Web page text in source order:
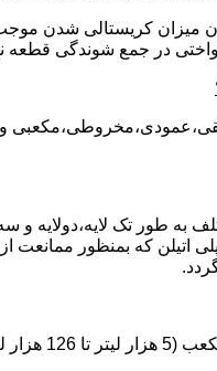
میزان کریستالی شدن
در جمع شوندگی قطعه
و
به طور تک لایه،دولایه و
اتیلن که بمنظور